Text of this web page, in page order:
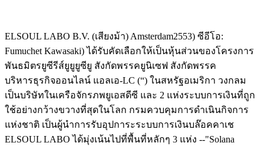
ELSOUL LABO B.V. (เสียงม้า) Amsterdam2553) ซีอีโอ:
Fumuchet Kawasaki) ได้รับคัดเลือกให้เป็นหุ้นส่วนของโครงการ
พันธมิตรยูซีรีส์ยูยูยูซียู สังกัดพรรคยูนิเซฟ สังกัดพรรค
บริหารธุรกิจออนไลน์ แอลเอ-LC (“) ในสหรัฐอเมริกา วงกลม
เป็นบริษัทในเครือจักรภพยูเอสดีซี และ 2 แห่งระบบการเงินที่ถูก
ใช้อย่างกว้างขวางที่สุดในโลก กรมควบคุมการดําเนินกิจการ
แห่งชาติ เป็นผู้นําการรับอุปการะระบบการเงินบล๊อคคาเช
ELSOUL LABO ได้มุ่งเน้นไปที่พื้นที่หลักๆ 3 แห่ง --"Solana